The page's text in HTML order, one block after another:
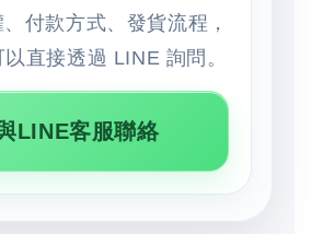
付款方式、發貨流程，
直接透過 LINE 詢問。
LINE客服聯絡